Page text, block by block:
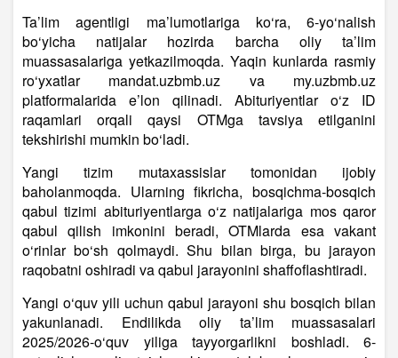
Ta’lim agentligi ma’lumotlariga ko‘ra, 6-yo‘nalish
bo‘yicha natijalar hozirda barcha oliy ta’lim
muassasalariga yetkazilmoqda. Yaqin kunlarda rasmiy
ro‘yxatlar mandat.uzbmb.uz va my.uzbmb.uz
platformalarida e’lon qilinadi. Abituriyentlar o‘z ID
raqamlari orqali qaysi OTMga tavsiya etilganini
tekshirishi mumkin bo‘ladi.
Yangi tizim mutaxassislar tomonidan ijobiy
baholanmoqda. Ularning fikricha, bosqichma-bosqich
qabul tizimi abituriyentlarga o‘z natijalariga mos qaror
qabul qilish imkonini beradi, OTMlarda esa vakant
o‘rinlar bo‘sh qolmaydi. Shu bilan birga, bu jarayon
raqobatni oshiradi va qabul jarayonini shaffoflashtiradi.
Yangi o‘quv yili uchun qabul jarayoni shu bosqich bilan
yakunlanadi. Endilikda oliy ta’lim muassasalari
2025/2026-o‘quv yiliga tayyorgarlikni boshladi. 6-